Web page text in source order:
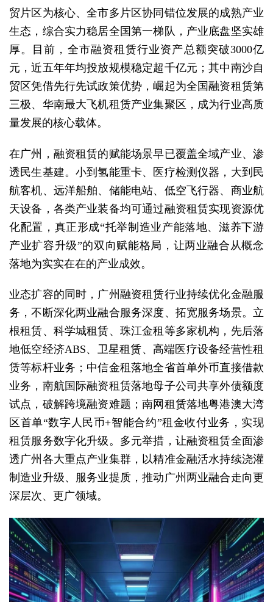
贸片区为核心、全市多片区协同错位发展的成熟产业
生态，综合实力稳居全国第一梯队，产业底盘坚实雄
厚。目前，全市融资租赁行业资产总额突破3000亿
元，近五年年均投放规模稳定超千亿元；其中南沙自
贸区凭借先行先试政策优势，崛起为全国融资租赁第
三极、华南最大飞机租赁产业集聚区，成为行业高质
量发展的核心载体。
在广州，融资租赁的赋能场景早已覆盖全域产业、渗
透民生基建。小到氢能重卡、医疗检测仪器，大到民
航客机、远洋船舶、储能电站、低空飞行器、商业航
天设备，各类产业装备均可通过融资租赁实现资源优
化配置，真正形成“托举制造业产能落地、滋养下游
产业扩容升级”的双向赋能格局，让两业融合从概念
落地为实实在在的产业成效。
业态扩容的同时，广州融资租赁行业持续优化金融服
务，不断深化两业融合服务深度、拓宽服务场景。立
根租赁、科学城租赁、珠江金租等多家机构，先后落
地低空经济ABS、卫星租赁、高端医疗设备经营性租
赁等标杆业务；中信金租落地全省首单外币直接借款
业务，南航国际融资租赁落地母子公司共享外债额度
试点，破解跨境融资难题；南网租赁落地粤港澳大湾
区首单“数字人民币+智能合约”租金收付业务，实现
租赁服务数字化升级。多元举措，让融资租赁全面渗
透广州各大重点产业集群，以精准金融活水持续浇灌
制造业升级、服务业提质，推动广州两业融合走向更
深层次、更广领域。